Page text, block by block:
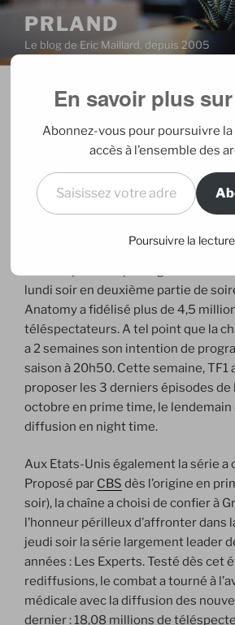
Aller
contenu
principal
PRLAND
Le blog de Eric Maillard, depuis 2005
PUBLIÉ
24/09/2006PARERIC
Carton Grey’s anatomy
aux Etats-Unis
lundi soir en deuxième partie de
Anatomy a fidélisé plus de 4,5
téléspectateurs. A tel point que la
a 2 semaines son intention de
saison à 20h50. Cette semaine, TF1
proposer les 3 derniers épisodes de
octobre en prime time, le lendemain
diffusion en night time.
Aux Etats-Unis également la série a
Proposé par CBS dès l’origine en
soir), la chaîne a choisi de confier à
l’honneur périlleux d’affronter dans
jeudi soir la série largement leader
années : Les Experts. Testé dès cet
rediffusions, le combat a tourné à
médicale avec la diffusion des
dernier : 18,08 millions de
En savoir plus
Abonnez-vous pour poursuivre
accès à l’ensemble des
Saisissez votre adresse e-mail…
Poursuivre la lecture